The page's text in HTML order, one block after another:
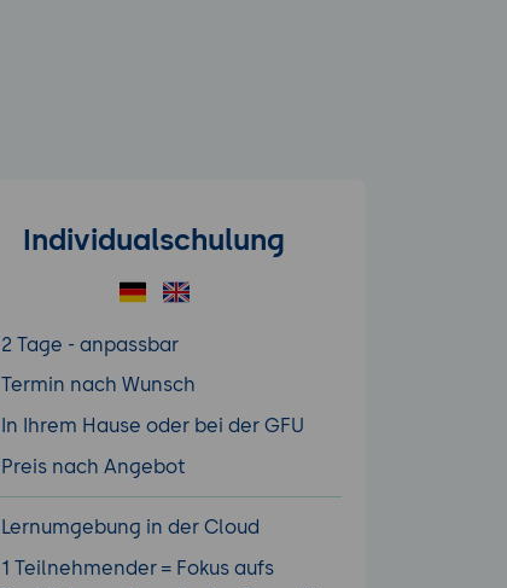
Individualschulung
2 Tage - anpassbar
Termin nach Wunsch
In Ihrem Hause oder bei der GFU
Preis nach Angebot
Lernumgebung in der Cloud
1 Teilnehmender = Fokus aufs